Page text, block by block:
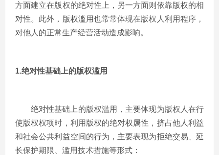
方面建立在版权的绝对性上，另一方面则依靠版权的相
对性。此外，版权滥用也常常体现在版权人利用程序，
对他人的正常生产经营活动造成影响。
1.绝对性基础上的版权滥用
绝对性基础上的版权滥用，主要体现为版权人在行
使版权权项时，利用版权的绝对权属性，挤占他人利益
和社会公共利益空间的行为，主要表现为拒绝交易、延
长保护期限、滥用技术措施等形式：